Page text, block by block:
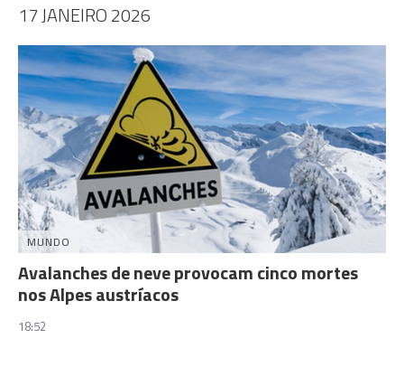
17 JANEIRO 2026
MUNDO
Avalanches de neve provocam cinco mortes
nos Alpes austríacos
18:52